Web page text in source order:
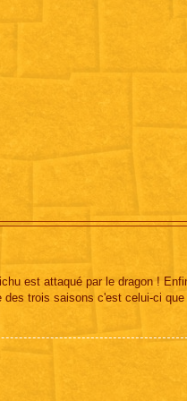
est attaqué par le dragon !
des trois saisons c'est celui-ci que